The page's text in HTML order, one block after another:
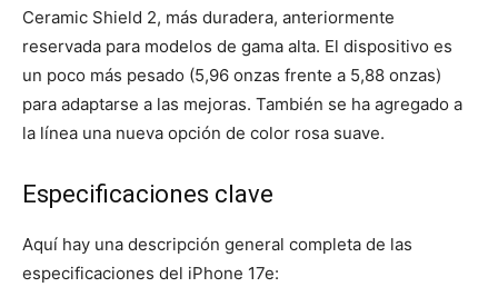
Ceramic Shield 2, más duradera, anteriormente
reservada para modelos de gama alta. El dispositivo es
un poco más pesado (5,96 onzas frente a 5,88 onzas)
para adaptarse a las mejoras. También se ha agregado a
la línea una nueva opción de color rosa suave.
Especificaciones clave
Aquí hay una descripción general completa de las
especificaciones del iPhone 17e: